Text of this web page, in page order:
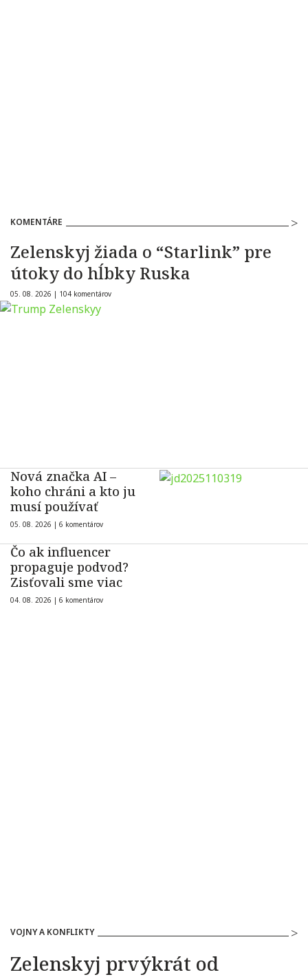
KOMENTÁRE
Zelenskyj žiada o “Starlink” pre
útoky do hĺbky Ruska
05. 08. 2026 | 104 komentárov
Nová značka AI –
koho chráni a kto ju
musí používať
05. 08. 2026 | 6 komentárov
Čo ak influencer
propaguje podvod?
Zisťovali sme viac
04. 08. 2026 | 6 komentárov
VOJNY A KONFLIKTY
Zelenskyj prvýkrát od